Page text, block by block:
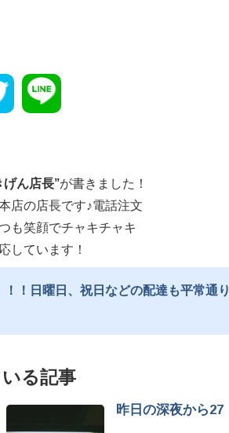
げん店長”が書きました！
店の店長です♪電話注文
も笑顔でチャキチャキ
しています！
！日曜日、祝日などの配達も平常通り
る記事
昨日の深夜から27